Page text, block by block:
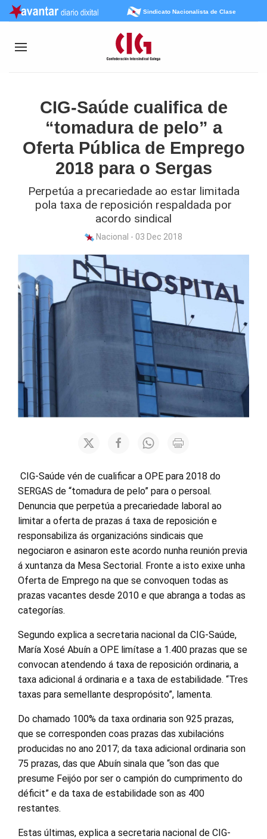
Sindicato Nacionalista de Clase
CIG-Saúde cualifica de
“tomadura de pelo” a
Oferta Pública de Emprego
2018 para o Sergas
Perpetúa a precariedade ao estar limitada
pola taxa de reposición respaldada por
acordo sindical
Nacional - 03 Dec 2018
CIG-Saúde vén de cualificar a OPE para 2018 do
SERGAS de “tomadura de pelo” para o persoal.
Denuncia que perpetúa a precariedade laboral ao
limitar a oferta de prazas á taxa de reposición e
responsabiliza ás organizacións sindicais que
negociaron e asinaron este acordo nunha reunión previa
á xuntanza da Mesa Sectorial. Fronte a isto exixe unha
Oferta de Emprego na que se convoquen todas as
prazas vacantes desde 2010 e que abranga a todas as
categorías.
Segundo explica a secretaria nacional da CIG-Saúde,
María Xosé Abuín a OPE limítase a 1.400 prazas que se
convocan atendendo á taxa de reposición ordinaria, a
taxa adicional á ordinaria e a taxa de estabilidade. “Tres
taxas para semellante despropósito”, lamenta.
Do chamado 100% da taxa ordinaria son 925 prazas,
que se corresponden coas prazas das xubilacións
producidas no ano 2017; da taxa adicional ordinaria son
75 prazas, das que Abuín sinala que “son das que
presume Feijóo por ser o campión do cumprimento do
déficit” e da taxa de estabilidade son as 400
restantes.
Estas últimas, explica a secretaria nacional de CIG-